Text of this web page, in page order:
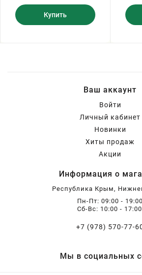
Купить
Ваш аккаунт
Войти
Личный кабинет
Новинки
Хиты продаж
Акции
Информация о
Республика Крым,
Пн-Пт: 09:00 - 19:00
Сб-Вс: 10:00 - 17:00
+7 (978) 570-77-
Мы в социальных